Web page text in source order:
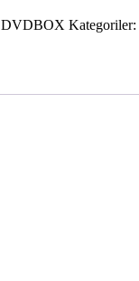
DVDBOX Kategoriler: